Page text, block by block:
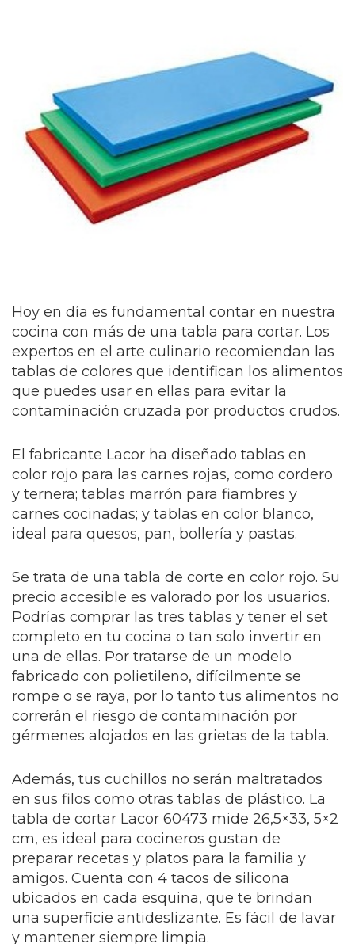
Hoy en día es fundamental contar en nuestra
cocina con más de una tabla para cortar. Los
expertos en el arte culinario recomiendan las
tablas de colores que identifican los alimentos
que puedes usar en ellas para evitar la
contaminación cruzada por productos crudos.
El fabricante Lacor ha diseñado tablas en
color rojo para las carnes rojas, como cordero
y ternera; tablas marrón para fiambres y
carnes cocinadas; y tablas en color blanco,
ideal para quesos, pan, bollería y pastas.
Se trata de una tabla de corte en color rojo. Su
precio accesible es valorado por los usuarios.
Podrías comprar las tres tablas y tener el set
completo en tu cocina o tan solo invertir en
una de ellas. Por tratarse de un modelo
fabricado con polietileno, difícilmente se
rompe o se raya, por lo tanto tus alimentos no
correrán el riesgo de contaminación por
gérmenes alojados en las grietas de la tabla.
Además, tus cuchillos no serán maltratados
en sus filos como otras tablas de plástico. La
tabla de cortar Lacor 60473 mide 26,5×33, 5×2
cm, es ideal para cocineros gustan de
preparar recetas y platos para la familia y
amigos. Cuenta con 4 tacos de silicona
ubicados en cada esquina, que te brindan
una superficie antideslizante. Es fácil de lavar
y mantener siempre limpia.